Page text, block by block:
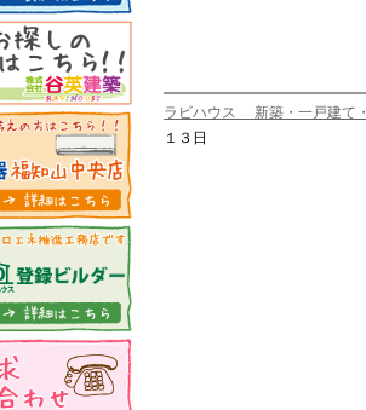
ラビハウス 新築・一戸建て
１３日